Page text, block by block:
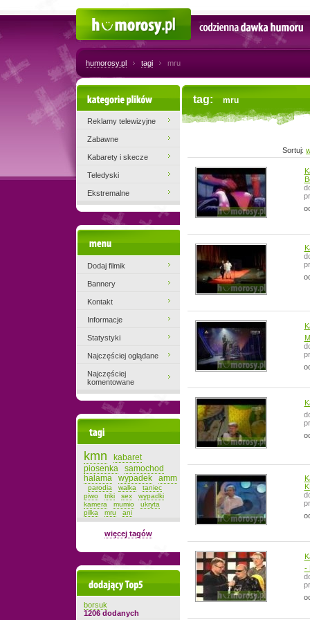
Codzienna dawka humoru
humorosy.pl tagi mru
tag: mru
Sortuj:
-
Kategorie plików
Reklamy telewizyjne
Zabawne
Kabarety i skecze
Teledyski
Ekstremalne
Dodaj filmik
Bannery
Kontakt
Informacje
Statystyki
Najczęściej oglądane
Najczęściej
komentowane
kmn
kabaret
piosenka
samochod
halama
wypadek amm
parodia walka
taniec
piwo
triki sex
wypadki
kamera
mumio
ukryta
pilka
mru ani
więcej tagów
Dodający top-5
borsuk
1206 dodanych